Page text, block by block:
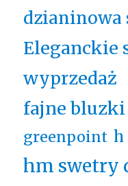
dzianinowa
Eleganckie
wyprzedaż
fajne
greenpoint h
hm swetry